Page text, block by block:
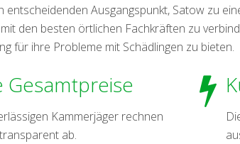
Ausgangspunkt, Satow zu
den besten örtlichen Fachkräften zu
für ihre Probleme mit Schädlingen zu bieten.
Gesamtpreise
Kammerjäger rechnen
ab.